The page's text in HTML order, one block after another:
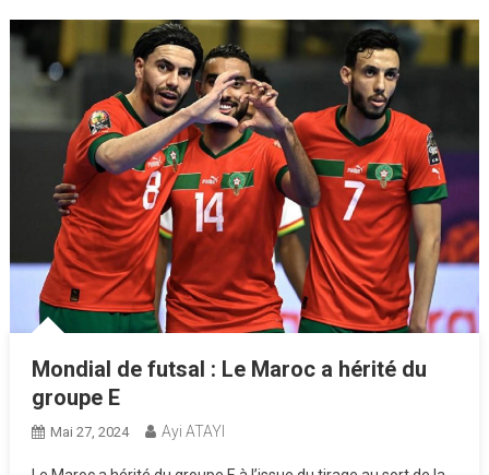
Mondial de futsal : Le Maroc a hérité du
groupe E
Mai 27, 2024 Ayi ATAYI